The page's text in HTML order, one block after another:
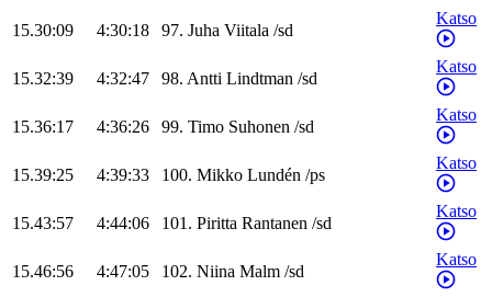
15.30:09 4:30:18 97. Juha Viitala /sd
Katso
15.32:39 4:32:47 98. Antti Lindtman /sd
Katso
15.36:17 4:36:26 99. Timo Suhonen /sd
Katso
15.39:25 4:39:33 100. Mikko Lundén /ps
Katso
15.43:57 4:44:06 101. Piritta Rantanen /sd
Katso
15.46:56 4:47:05 102. Niina Malm /sd
Katso